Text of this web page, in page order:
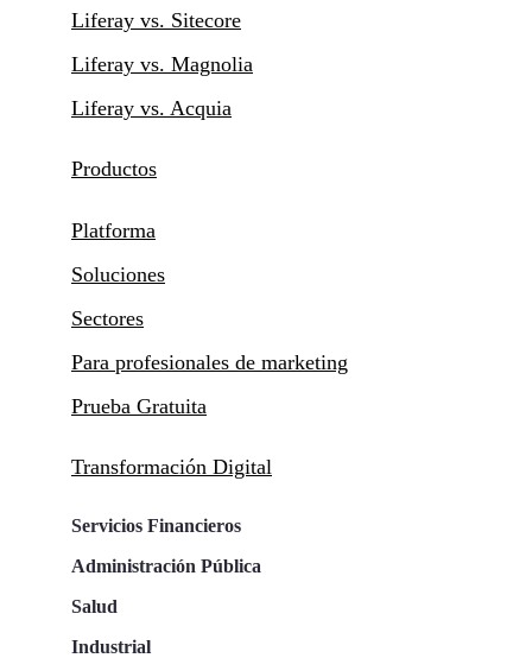
Liferay vs. Sitecore
Liferay vs. Magnolia
Liferay vs. Acquia
Productos
Platforma
Soluciones
Sectores
Para profesionales de marketing
Prueba Gratuita
Transformación Digital
Servicios Financieros
Administración Pública
Salud
Industrial